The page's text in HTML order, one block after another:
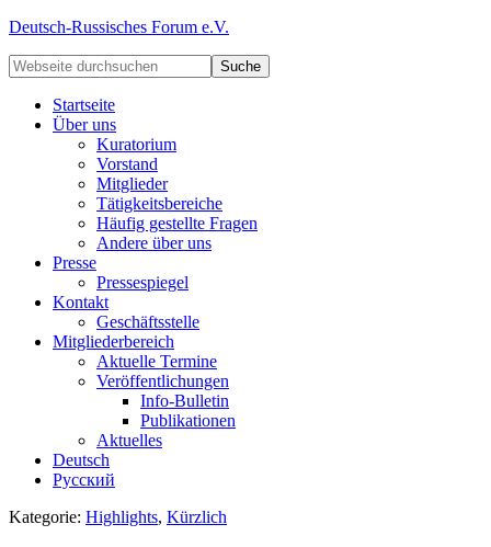
Deutsch-Russisches Forum e.V.
Startseite
Über uns
Kuratorium
Vorstand
Mitglieder
Tätigkeitsbereiche
Häufig gestellte Fragen
Andere über uns
Presse
Pressespiegel
Kontakt
Geschäftsstelle
Mitgliederbereich
Aktuelle Termine
Veröffentlichungen
Info-Bulletin
Publikationen
Aktuelles
Deutsch
Русский
Kategorie: Highlights, Kürzlich